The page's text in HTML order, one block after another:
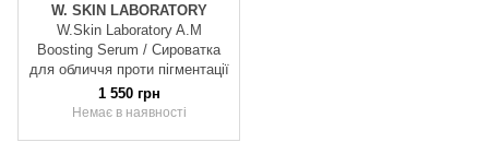
W. SKIN LABORATORY
W.Skin Laboratory A.M
Boosting Serum / Сироватка
для обличчя проти пігментації
1 550 грн
Немає в наявності